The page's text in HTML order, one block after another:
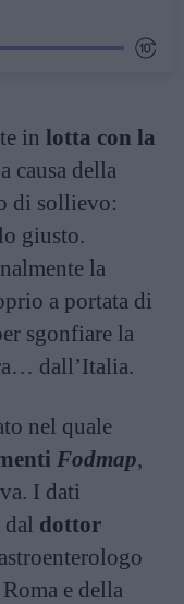
in lotta con la
causa della
di sollievo:
giusto.
la
a portata di
sgonfiare la
dall’Italia.
nel quale
Fodmap,
I dati
dottor
e della